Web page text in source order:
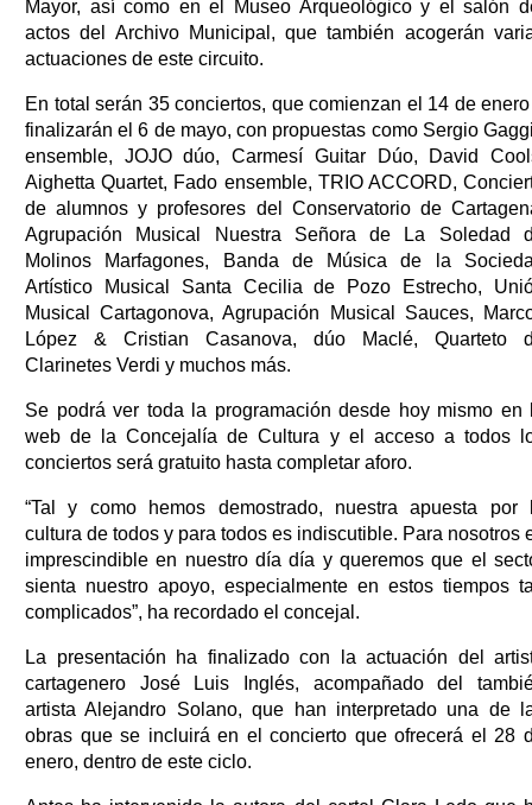
Mayor, así como en el Museo Arqueológico y el salón
actos del Archivo Municipal, que también acogerán
actuaciones de este circuito.
En total serán 35 conciertos, que comienzan el 14 de
finalizarán el 6 de mayo, con propuestas como Sergio
ensemble, JOJO dúo, Carmesí Guitar Dúo, David
Aighetta Quartet, Fado ensemble, TRIO ACCORD,
de alumnos y profesores del Conservatorio de
Agrupación Musical Nuestra Señora de La Soledad
Molinos Marfagones, Banda de Música de la
Artístico Musical Santa Cecilia de Pozo Estrecho,
Musical Cartagonova, Agrupación Musical Sauces,
López & Cristian Casanova, dúo Maclé, Quarteto
Clarinetes Verdi y muchos más.
Se podrá ver toda la programación desde hoy mismo en
web de la Concejalía de Cultura y el acceso a todos
conciertos será gratuito hasta completar aforo.
“Tal y como hemos demostrado, nuestra apuesta por
cultura de todos y para todos es indiscutible. Para nosotros
imprescindible en nuestro día día y queremos que el
sienta nuestro apoyo, especialmente en estos tiempos
complicados”, ha recordado el concejal.
La presentación ha finalizado con la actuación del
cartagenero José Luis Inglés, acompañado del
artista Alejandro Solano, que han interpretado una de
obras que se incluirá en el concierto que ofrecerá el 28
enero, dentro de este ciclo.